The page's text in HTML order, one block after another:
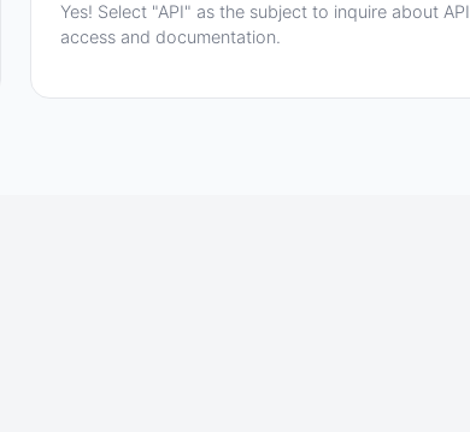
Yes! Select "API" as the subject to inquire about API
access and documentation.